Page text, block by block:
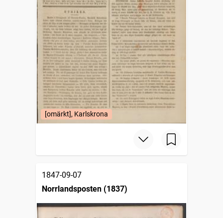
[omärkt], Karlskrona
1847-09-07
Norrlandsposten (1837)